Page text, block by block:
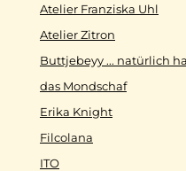
Atelier Franziska Uhl
Atelier Zitron
Buttjebeyy ... natürlich
das Mondschaf
Erika Knight
Filcolana
ITO